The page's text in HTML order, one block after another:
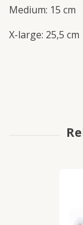
Medium: 15 cm
X-large: 25,5 cm